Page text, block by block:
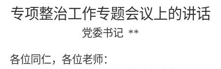
专项整治工作专题会议上的讲话
党委书记 **
各位同仁，各位老师：